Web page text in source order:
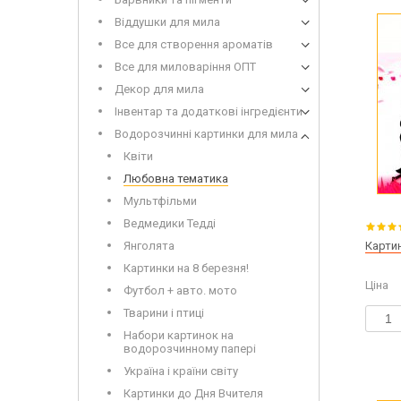
Сухоцвіти для миловаріння
Глітери
Іграшки для заливки в мило
Луг
Мило
Віддушки для мила
Все для створення ароматів
Все для миловаріння ОПТ
Декор для мила
Інвентар та додаткові інгредієнти
Водорозчинні картинки для мила
Квіти
Любовна тематика
Мультфільми
Ведмедики Тедді
Янголята
Картинки на 8 березня!
Футбол + авто. мото
Тварини і птиці
Набори картинок на
водорозчинному папері
Україна і країни світу
Картинки до Дня Вчителя
Ціна